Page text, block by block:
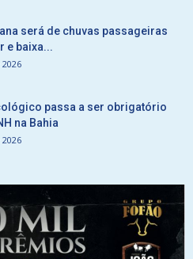
será de chuvas passageiras
e baixa...
passa a ser obrigatório
na Bahia